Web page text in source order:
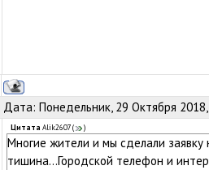
Дата: Понедельник, 29 Октября
Цитата Alik2607( )
Многие жители и мы сделали
тишина...Городской телефон и